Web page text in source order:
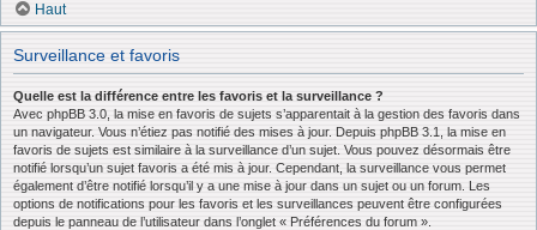
Haut
Surveillance et favoris
Quelle est la différence entre les favoris et la surveillance ?
Avec phpBB 3.0, la mise en favoris de sujets s’apparentait à la gestion des favoris dans
un navigateur. Vous n’étiez pas notifié des mises à jour. Depuis phpBB 3.1, la mise en
favoris de sujets est similaire à la surveillance d’un sujet. Vous pouvez désormais être
notifié lorsqu’un sujet favoris a été mis à jour. Cependant, la surveillance vous permet
également d’être notifié lorsqu’il y a une mise à jour dans un sujet ou un forum. Les
options de notifications pour les favoris et les surveillances peuvent être configurées
depuis le panneau de l’utilisateur dans l’onglet « Préférences du forum ».